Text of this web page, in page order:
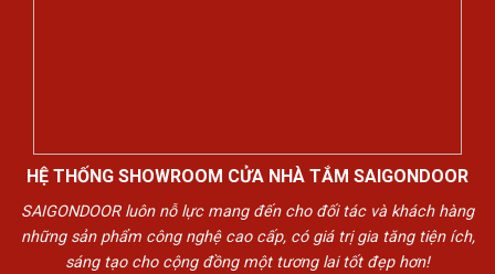
HỆ THỐNG SHOWROOM CỬA NHÀ TẮM SAIGONDOOR
SAIGONDOOR luôn nỗ lực mang đến cho đối tác và khách hàng
những sản phẩm công nghệ cao cấp, có giá trị gia tăng tiện ích,
sáng tạo cho cộng đồng một tương lai tốt đẹp hơn!